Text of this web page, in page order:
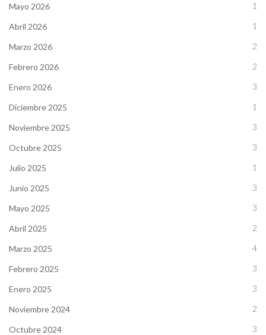
Mayo 2026 1
Abril 2026 1
Marzo 2026 2
Febrero 2026 2
Enero 2026 3
Diciembre 2025 1
Noviembre 2025 3
Octubre 2025 3
Julio 2025 1
Junio 2025 3
Mayo 2025 3
Abril 2025 2
Marzo 2025 4
Febrero 2025 3
Enero 2025 3
Noviembre 2024 2
Octubre 2024 3